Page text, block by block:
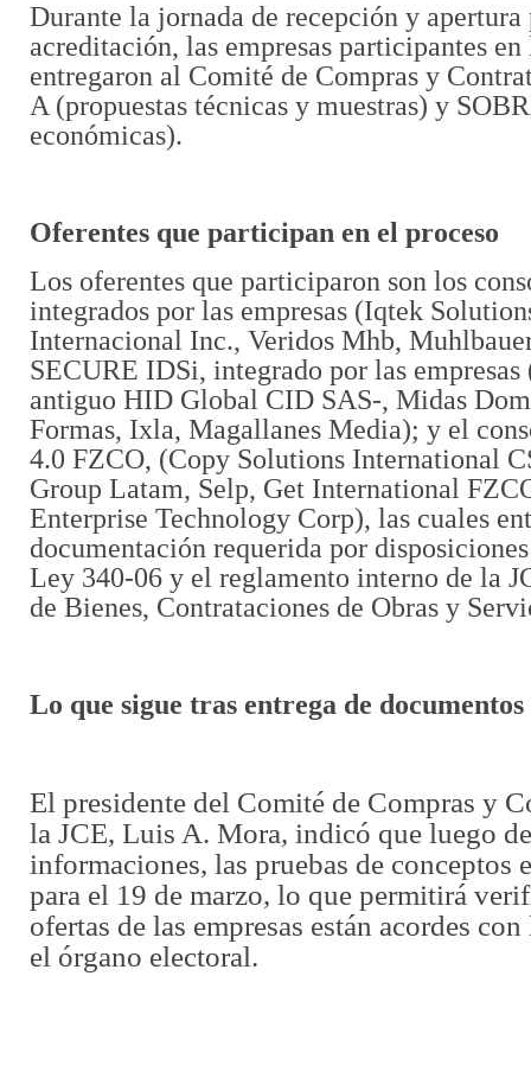
Durante la jornada de recepción y apertura
acreditación, las empresas participantes
entregaron al Comité de Compras y
A (propuestas técnicas y muestras) y
económicas).
Oferentes que participan en el proceso
Los oferentes que participaron son los
integrados por las empresas (Iqtek
Internacional Inc., Veridos Mhb,
SECURE IDSi, integrado por las
antiguo HID Global CID SAS-, Midas
Formas, Ixla, Magallanes Media); y el
4.0 FZCO, (Copy Solutions International
Group Latam, Selp, Get International
Enterprise Technology Corp), las cuales
documentación requerida por
Ley 340-06 y el reglamento interno de la
de Bienes, Contrataciones de Obras y
Lo que sigue tras entrega de documentos
El presidente del Comité de Compras y
la JCE, Luis A. Mora, indicó que luego
informaciones, las pruebas de conceptos
para el 19 de marzo, lo que permitirá
ofertas de las empresas están acordes
el órgano electoral.